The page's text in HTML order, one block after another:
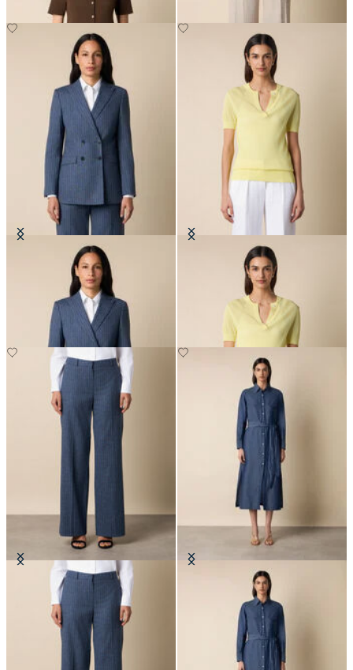
Marynarka w paski z mieszanki
PLN 1,355
Polo Henley z dzianiny wiskozowej
Spodnie z szerokimi nogawkami w
Maxi sukienka koszulowa z
lnianego denimu